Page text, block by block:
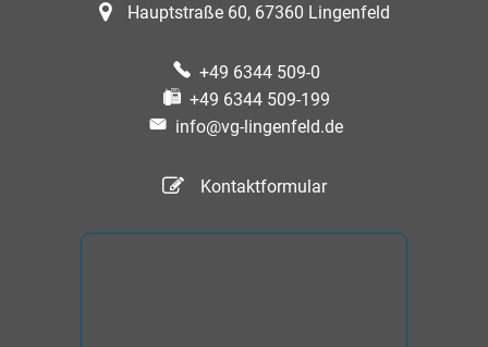
Hauptstraße 60, 67360 Lingenfeld
+49 6344 509-0
+49 6344 509-199
info@vg-lingenfeld.de
Kontaktformular